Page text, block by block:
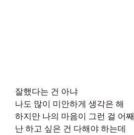
잘했다는 건 아냐
나도 많이 미안하게 생각은 해
하지만 나의 마음이 그런 걸 어째
난 하고 싶은 건 다해야 하는데